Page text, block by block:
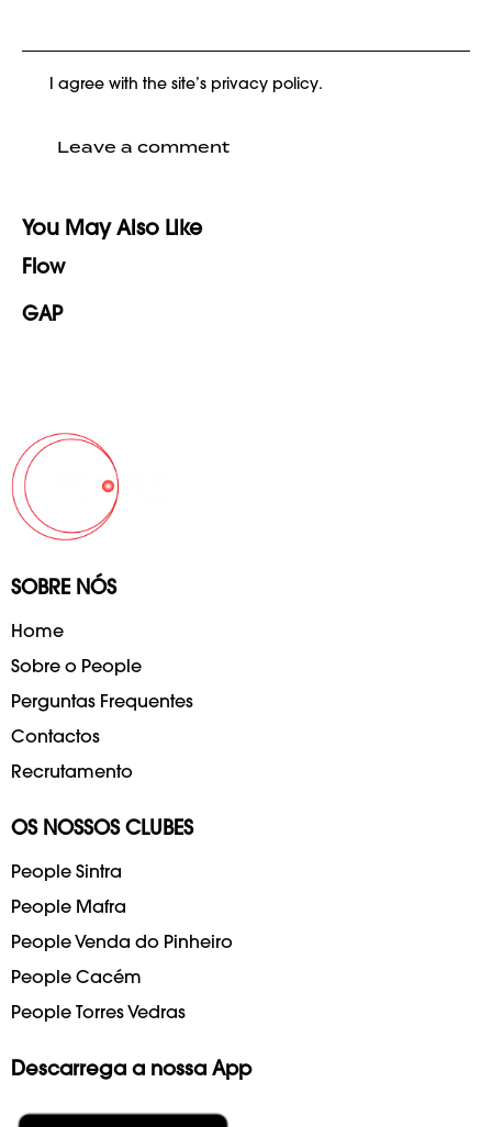
I agree with the site’s privacy policy.
You May Also Like
Flow
GAP
SOBRE NÓS
Home
Sobre o People
Perguntas Frequentes
Contactos
Recrutamento
OS NOSSOS CLUBES
People Sintra
People Mafra
People Venda do Pinheiro
People Cacém
People Torres Vedras
Descarrega a nossa App